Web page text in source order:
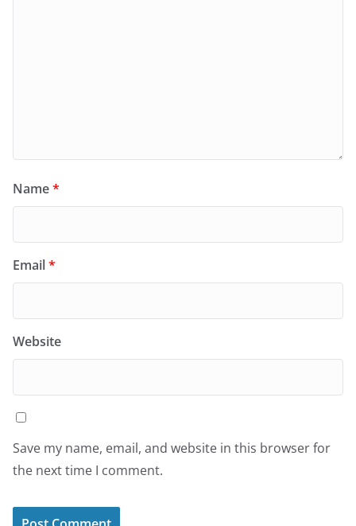
Name*
Email*
Website
Save my name, email, and website in this browser for
the next time I comment.